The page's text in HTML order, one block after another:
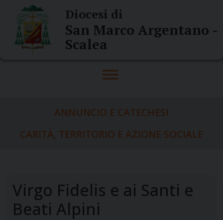
content
Diocesi di
San Marco Argentano -
Scalea
ANNUNCIO E CATECHESI
CARITÀ, TERRITORIO E AZIONE SOCIALE
Virgo Fidelis e ai Santi e
Beati Alpini